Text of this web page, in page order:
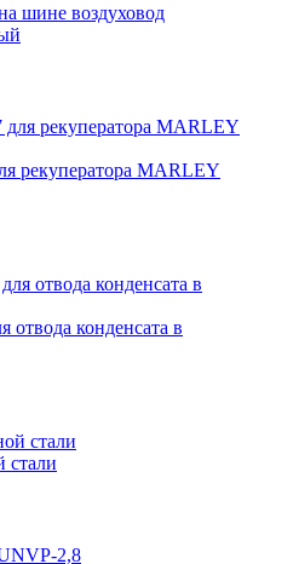
шине воздуховод
рекуператора MARLEY
отвода конденсата в
стали